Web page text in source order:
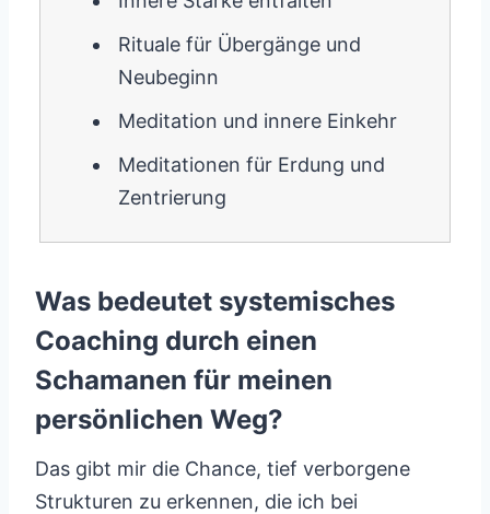
Rituale für Übergänge und
Neubeginn
Meditation und innere Einkehr
Meditationen für Erdung und
Zentrierung
Was bedeutet systemisches
Coaching durch einen
Schamanen für meinen
persönlichen Weg?
Das gibt mir die Chance, tief verborgene
Strukturen zu erkennen, die ich bei